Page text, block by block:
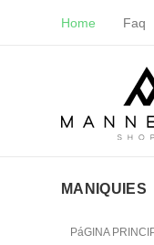
Home Faq
MANIQUIES
PáGINA